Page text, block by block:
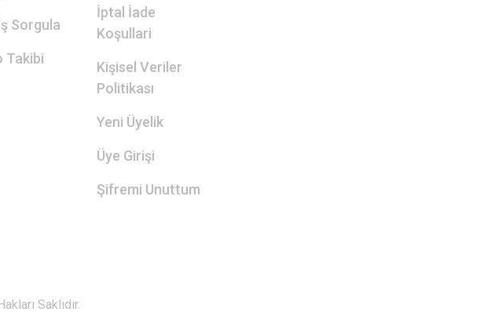
Sorgula
Takibi
İptal İade
Koşullari
Kişisel Veriler
Politikası
Yeni Üyelik
Üye Girişi
Şifremi Unuttum
Saklıdır.